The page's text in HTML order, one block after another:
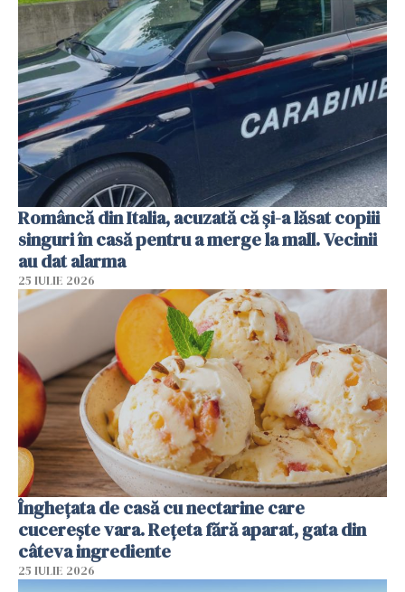
Româncă din Italia, acuzată că și-a lăsat copiii
singuri în casă pentru a merge la mall. Vecinii
au dat alarma
25 IULIE 2026
Înghețata de casă cu nectarine care
cucerește vara. Rețeta fără aparat, gata din
câteva ingrediente
25 IULIE 2026